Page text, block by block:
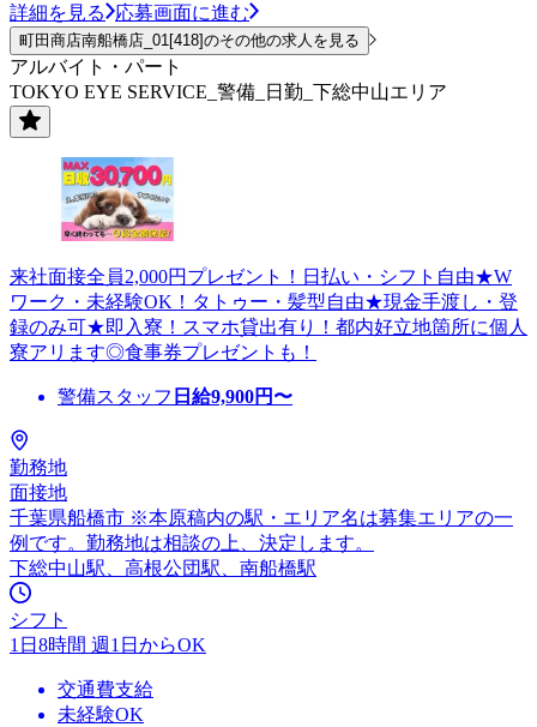
詳細を見る 応募画面に進む
町田商店南船橋店_01[418]のその他の求人を見る
アルバイト・パート
TOKYO EYE SERVICE_警備_日勤_下総中山エリア
来社面接全員2,000円プレゼント！日払い・シフト自由★W
ワーク・未経験OK！タトゥー・髪型自由★現金手渡し・登
録のみ可★即入寮！スマホ貸出有り！都内好立地箇所に個人
寮アリます◎食事券プレゼントも！
警備スタッフ 日給9,900円〜
勤務地
面接地
千葉県船橋市 ※本原稿内の駅・エリア名は募集エリアの一
例です。勤務地は相談の上、決定します。
下総中山駅、高根公団駅、南船橋駅
シフト
1日8時間 週1日からOK
交通費支給
未経験OK